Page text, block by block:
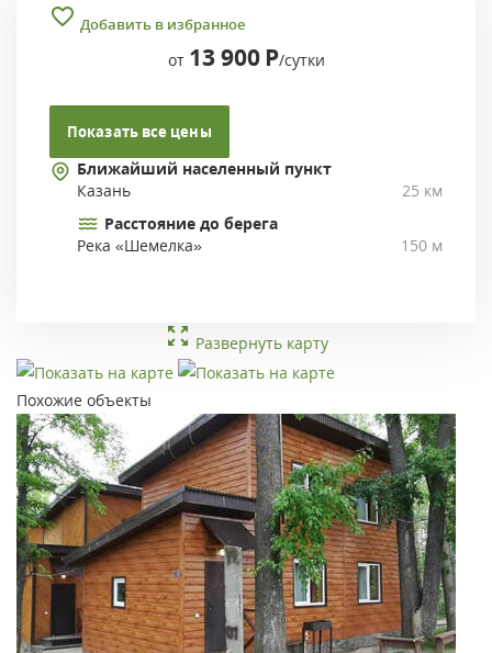
Добавить в избранное
от 13 900 Р/сутки
Показать все цены
Ближайший населенный пункт
Казань
25 км
Расстояние до берега
Река «Шемелка»
150 м
Развернуть карту
Похожие объекты